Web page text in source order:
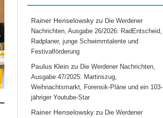
Rainer Henselowsky zu Die Werdener
Nachrichten, Ausgabe 26/2026: RadEntscheid,
Radplaner, junge Schwimmtalente und
Festivalförderung
Paulus Klein zu Die Werdener Nachrichten,
Ausgabe 47/2025: Martinszug,
Weihnachtsmarkt, Forensik-Pläne und ein 103-
jähriger Youtube-Star
Rainer Henselowsky zu Die Werdener